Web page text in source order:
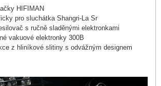
HIFIMAN
pro sluchátka Shangri-La Sr
s ručně sladěnými elektronkami
vakuové elektronky 300B
z hliníkové slitiny s odvážným designem